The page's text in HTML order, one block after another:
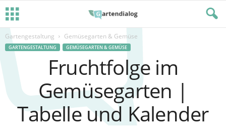
Gartengestaltung Gemüsegarten & Gemüse
GARTENGESTALTUNG GEMÜSEGARTEN & GEMÜSE
Fruchtfolge im
Gemüsegarten |
Tabelle und Kalender